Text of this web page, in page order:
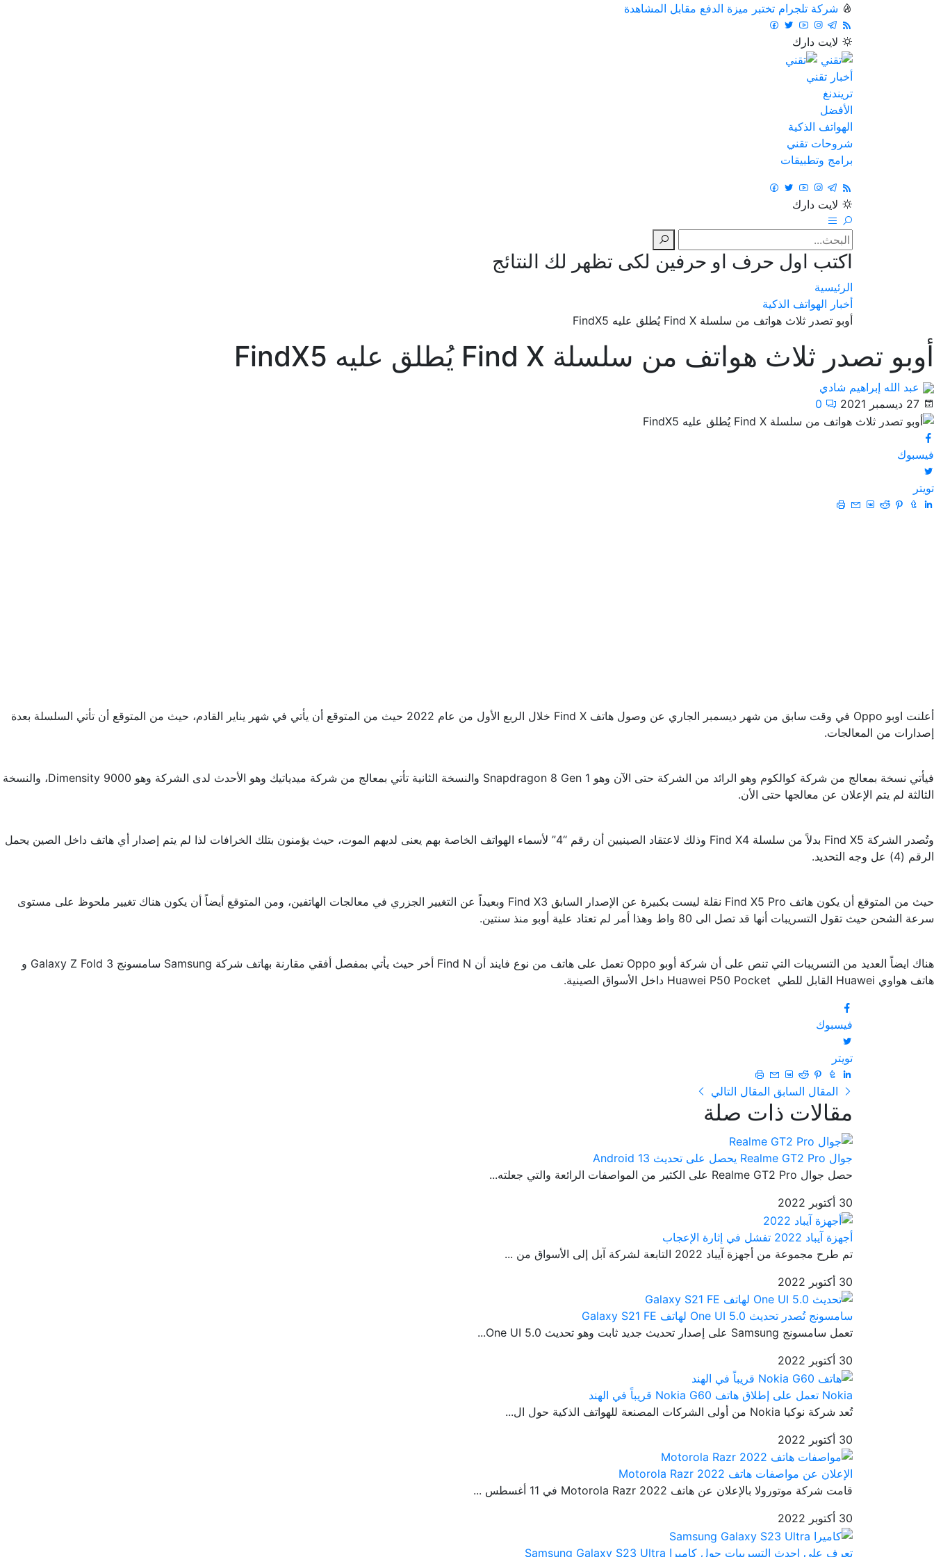
شركة تلجرام تختبر ميزة الدفع مقابل المشاهدة
لايت دارك
أخبار تقني
تريندنغ
الأفضل
الهواتف الذكية
شروحات تقني
برامج وتطبيقات
لايت دارك
اكتب اول حرف او حرفين لكى تظهر لك النتائج
الرئيسية
أخبار الهواتف الذكية
أوبو تصدر ثلاث هواتف من سلسلة Find X يُطلق عليه FindX5
أوبو تصدر ثلاث هواتف من سلسلة Find X يُطلق عليه FindX5
عبد الله إبراهيم شادي
27 ديسمبر 2021
0
فيسبوك
تويتر
أعلنت اوبو Oppo في وقت سابق من شهر ديسمبر الجاري عن وصول هاتف Find X خلال الربع الأول من عام 2022 حيث من المتوقع أن يأتي في شهر يناير القادم، حيث من المتوقع أن تأتي السلسلة بعدة
إصدارات من المعالجات.
فيأتي نسخة بمعالج من شركة كوالكوم وهو الرائد من الشركة حتى الآن وهو Snapdragon 8 Gen 1 والنسخة الثانية تأتي بمعالج من شركة ميدياتيك وهو الأحدث لدى الشركة وهو Dimensity 9000، والنسخة
الثالثة لم يتم الإعلان عن معالجها حتى الأن.
وتُصدر الشركة Find X5 بدلاً من سلسلة Find X4 وذلك لاعتقاد الصينيين أن رقم “4” لأسماء الهواتف الخاصة بهم يعنى لديهم الموت، حيث يؤمنون بتلك الخرافات لذا لم يتم إصدار أي هاتف داخل الصين يحمل
الرقم (4) عل وجه التحديد.
حيث من المتوقع أن يكون هاتف Find X5 Pro نقلة ليست بكبيرة عن الإصدار السابق Find X3 وبعيداً عن التغيير الجزري في معالجات الهاتفين، ومن المتوقع أيضاً أن يكون هناك تغيير ملحوظ على مستوى
سرعة الشحن حيث تقول التسريبات أنها قد تصل الى 80 واط وهذا أمر لم تعتاد علية أوبو منذ سنتين.
هناك ايضاً العديد من التسريبات التي تنص على أن شركة أوبو Oppo تعمل على هاتف من نوع فايند أن Find N أخر حيث يأتي بمفصل أفقي مقارنة بهاتف شركة Samsung سامسونج Galaxy Z Fold 3 و
هاتف هواوي Huawei القابل للطي Huawei P50 Pocket داخل الأسواق الصينية.
فيسبوك
تويتر
المقال السابق المقال التالي
مقالات ذات صلة
جوال Realme GT2 Pro يحصل على تحديث Android 13
حصل جوال Realme GT2 Pro على الكثير من المواصفات الرائعة والتي جعلته...
30 أكتوبر 2022
أجهزة آيباد 2022 تفشل في إثارة الإعجاب
تم طرح مجموعة من أجهزة آيباد 2022 التابعة لشركة آبل إلى الأسواق من ...
30 أكتوبر 2022
سامسونج تُصدر تحديث One UI 5.0 لهاتف Galaxy S21 FE
تعمل سامسونج Samsung على إصدار تحديث جديد ثابت وهو تحديث One UI 5.0...
30 أكتوبر 2022
Nokia تعمل على إطلاق هاتف Nokia G60 قريباً في الهند
تُعد شركة نوكيا Nokia من أولى الشركات المصنعة للهواتف الذكية حول ال...
30 أكتوبر 2022
الإعلان عن مواصفات هاتف Motorola Razr 2022
قامت شركة موتورولا بالإعلان عن هاتف Motorola Razr 2022 في 11 أغسطس ...
30 أكتوبر 2022
تعرف على احدث التسريبات حول كاميرا Samsung Galaxy S23 Ultra